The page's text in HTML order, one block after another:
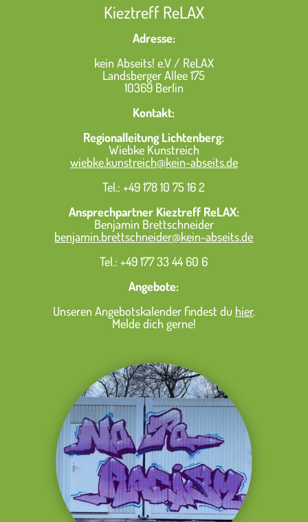
Kieztreff ReLAX
Adresse:
kein Abseits! e.V / ReLAX
Landsberger Allee 175
10369 Berlin
Kontakt:
Regionalleitung Lichtenberg:
Wiebke Kunstreich
wiebke.kunstreich@kein-abseits.de
Tel.: +49 178 10 75 16 2
Ansprechpartner Kieztreff ReLAX:
Benjamin Brettschneider
benjamin.brettschneider@kein-abseits.de
Tel.:+49 177 33 44 60 6
Angebote:
Unseren Angebotskalender findest du hier.
Melde dich gerne!